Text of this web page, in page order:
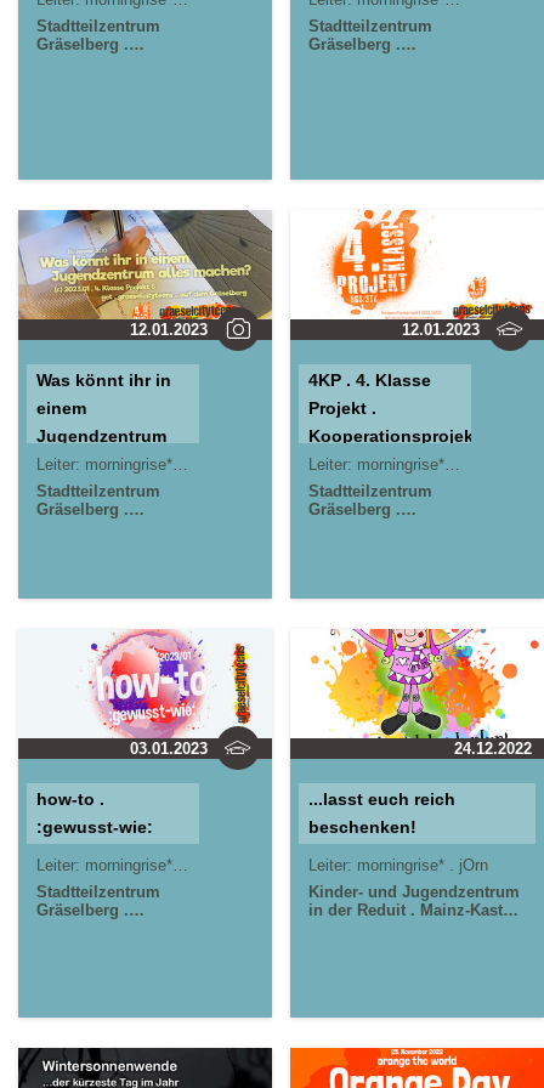
Stadtteilzentrum
Gräselberg .
Stadtteilzentrum
Gräselberg .
12.01.2023
Was könnt ihr in
einem
Jugendzentrum
alles machen?
Leiter: morningrise* . jOrn
Stadtteilzentrum
Gräselberg .
12.01.2023
4KP . 4. Klasse
Projekt .
Kooperationsprojekt
Leiter: morningrise* . jOrn
Stadtteilzentrum
Gräselberg .
03.01.2023
how-to .
:gewusst-wie:
Leiter: morningrise* . jOrn
Stadtteilzentrum
Gräselberg .
24.12.2022
...lasst euch reich
beschenken!
Leiter: morningrise* . jOrn
Kinder- und Jugendzentrum
in der Reduit . Mainz-Kastel .